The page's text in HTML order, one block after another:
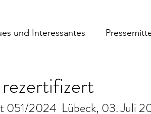
und Interessantes
051/2024  Lübeck, 03. Juli